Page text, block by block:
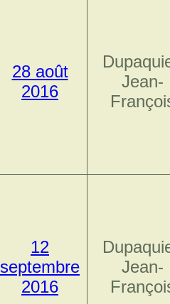
28 août
2016
Jean-
12
septembre
2016
Jean-